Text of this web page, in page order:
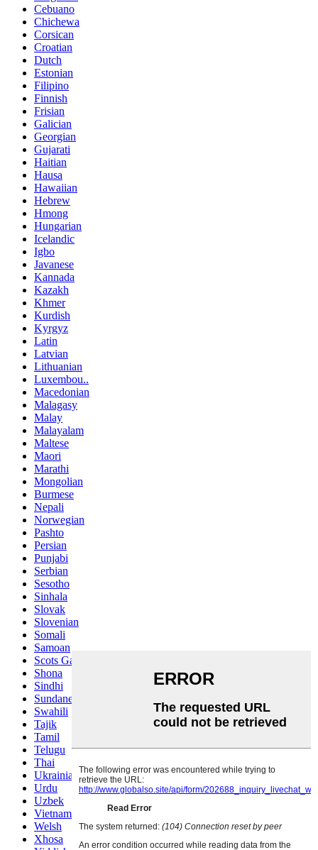
Cebuano
Chichewa
Corsican
Croatian
Dutch
Estonian
Filipino
Finnish
Frisian
Galician
Georgian
Gujarati
Haitian
Hausa
Hawaiian
Hebrew
Hmong
Hungarian
Icelandic
Igbo
Javanese
Kannada
Kazakh
Khmer
Kurdish
Kyrgyz
Latin
Latvian
Lithuanian
Luxembou..
Macedonian
Malagasy
Malay
Malayalam
Maltese
Maori
Marathi
Mongolian
Burmese
Nepali
Norwegian
Pashto
Persian
Punjabi
Serbian
Sesotho
Sinhala
Slovak
Slovenian
Somali
Samoan
Scots Gaelic
Shona
Sindhi
Sundanese
Swahili
Tajik
Tamil
Telugu
Thai
Ukrainian
Urdu
Uzbek
Vietnamese
Welsh
Xhosa